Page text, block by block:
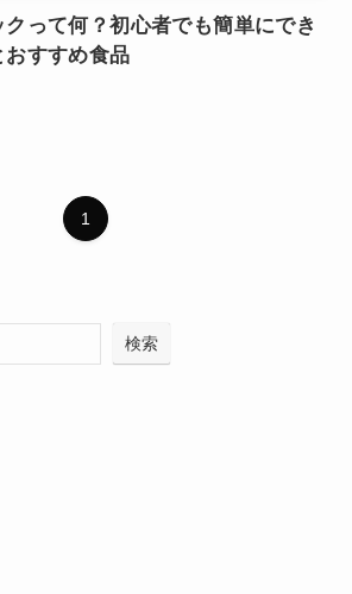
って何？初心者でも簡単にでき
すすめ食品
1
検索